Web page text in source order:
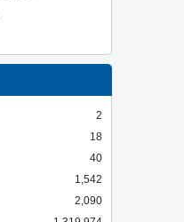
2
18
40
1,542
2,090